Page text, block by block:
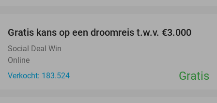
Gratis kans op een droomreis t.w.v. €3.000
Social Deal Win
Online
Verkocht: 183.524
Gratis